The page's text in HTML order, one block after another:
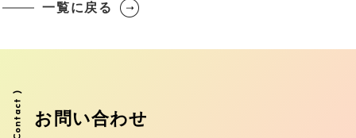
一覧に戻る
お問い合わせ